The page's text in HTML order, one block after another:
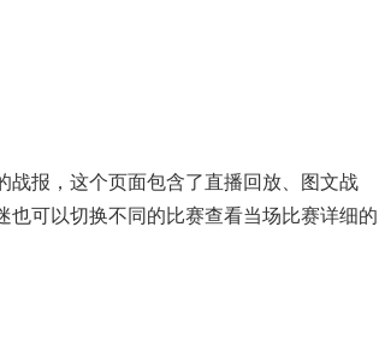
战报，这个页面包含了直播回放、图文战
可以切换不同的比赛查看当场比赛详细的